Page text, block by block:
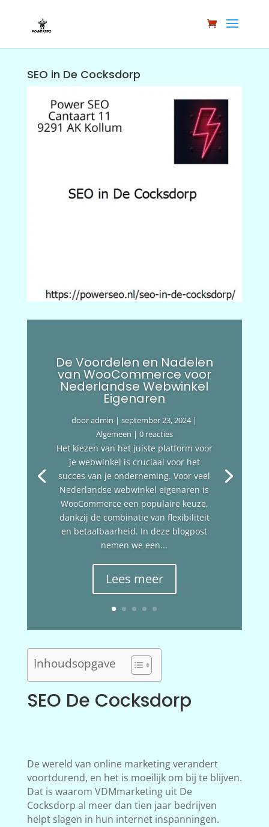
SEO in De Cocksdorp
De Voordelen en Nadelen
van WooCommerce voor
Nederlandse Webwinkel
Eigenaren
dooradmin |september 23, 2024|
Algemeen | 0 reacties
Het kiezen van het juiste platform voor
je webwinkel is cruciaal voor het
succes van je onderneming. Voor veel
Nederlandse webwinkel eigenaren is
WooCommerce een populaire keuze,
dankzij de combinatie van flexibiliteit
en betaalbaarheid. In deze blogpost
nemen we een...
Lees meer
Inhoudsopgave
SEO De Cocksdorp
De wereld van online marketing verandert
voortdurend, en het is moeilijk om bij te blijven.
Dat is waarom VDMmarketing uit De
Cocksdorp al meer dan tien jaar bedrijven
helpt slagen in hun internet inspanningen.